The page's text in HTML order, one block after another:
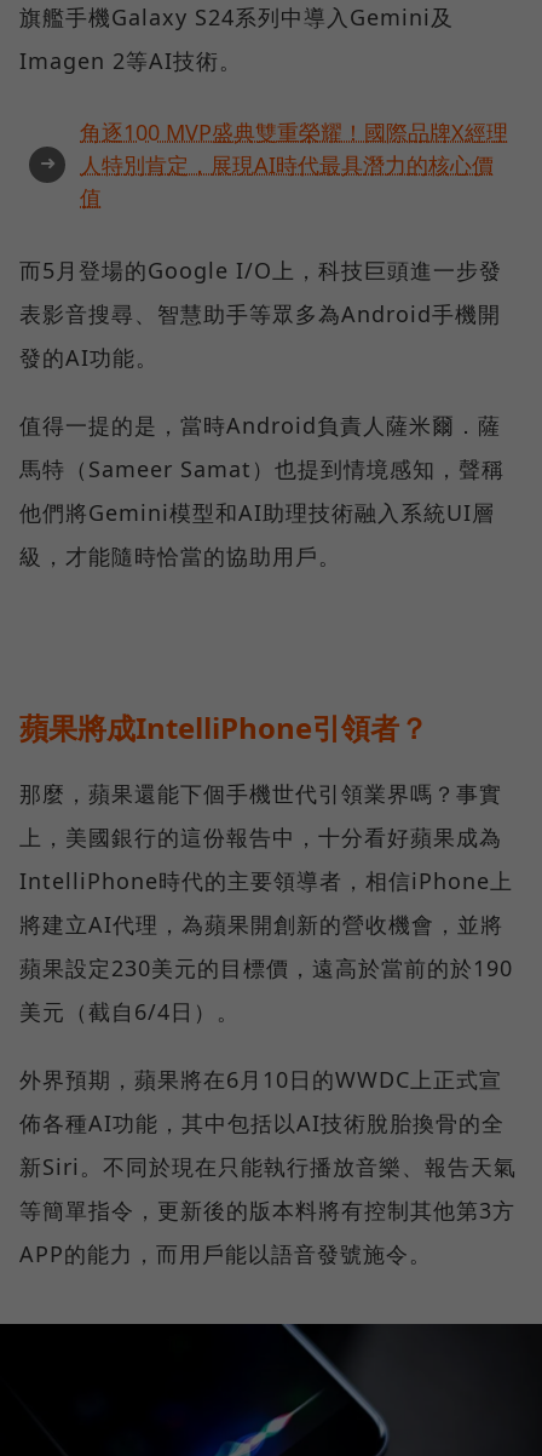
旗艦手機Galaxy S24系列中導入Gemini及
Imagen 2等AI技術。
➜
角逐100 MVP盛典雙重榮耀！國際品牌X經理
人特別肯定，展現AI時代最具潛力的核心價
值
而5月登場的Google I/O上，科技巨頭進一步發
表影音搜尋、智慧助手等眾多為Android手機開
發的AI功能。
值得一提的是，當時Android負責人薩米爾．薩
馬特（Sameer Samat）也提到情境感知，聲稱
他們將Gemini模型和AI助理技術融入系統UI層
級，才能隨時恰當的協助用戶。
蘋果將成IntelliPhone引領者？
那麼，蘋果還能下個手機世代引領業界嗎？事實
上，美國銀行的這份報告中，十分看好蘋果成為
IntelliPhone時代的主要領導者，相信iPhone上
將建立AI代理，為蘋果開創新的營收機會，並將
蘋果設定230美元的目標價，遠高於當前的於190
美元（截自6/4日）。
外界預期，蘋果將在6月10日的WWDC上正式宣
佈各種AI功能，其中包括以AI技術脫胎換骨的全
新Siri。不同於現在只能執行播放音樂、報告天氣
等簡單指令，更新後的版本料將有控制其他第3方
APP的能力，而用戶能以語音發號施令。